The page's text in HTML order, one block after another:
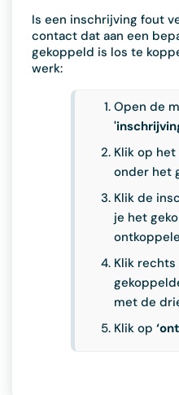
Is een inschrijving fout
contact dat aan een
gekoppeld is los te
werk:
Open de
Klik op
onder het
Klik de
je het
Klik rechts
met de
Klik op